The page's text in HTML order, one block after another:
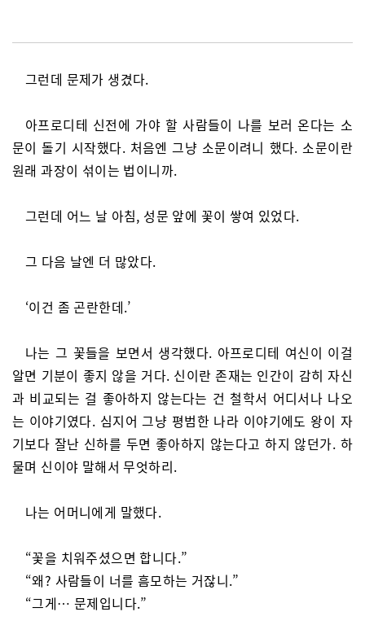
그런데 문제가 생겼다.
아프로디테 신전에 가야 할 사람들이 나를 보러 온다는 소
문이 돌기 시작했다. 처음엔 그냥 소문이려니 했다. 소문이란
원래 과장이 섞이는 법이니까.
그런데 어느 날 아침, 성문 앞에 꽃이 쌓여 있었다.
그 다음 날엔 더 많았다.
‘이건 좀 곤란한데.’
나는 그 꽃들을 보면서 생각했다. 아프로디테 여신이 이걸
알면 기분이 좋지 않을 거다. 신이란 존재는 인간이 감히 자신
과 비교되는 걸 좋아하지 않는다는 건 철학서 어디서나 나오
는 이야기였다. 심지어 그냥 평범한 나라 이야기에도 왕이 자
기보다 잘난 신하를 두면 좋아하지 않는다고 하지 않던가. 하
물며 신이야 말해서 무엇하리.
나는 어머니에게 말했다.
“꽃을 치워주셨으면 합니다.”
“왜? 사람들이 너를 흠모하는 거잖니.”
“그게… 문제입니다.”